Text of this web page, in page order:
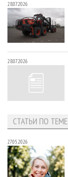
28.07.2026
28.07.2026
СТАТЬИ ПО ТЕМЕ
27.05.2026